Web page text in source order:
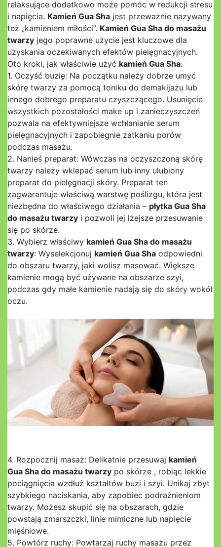
relaksujące dodatkowo może pomóc w redukcji stresu
i napięcia. Kamień Gua Sha jest przeważnie nazywany
też „kamieniem miłości”. Kamień Gua Sha do masażu
twarzy jego poprawne użycie jest kluczowe dla
uzyskania oczekiwanych efektów pielęgnacyjnych.
Oto kroki, jak właściwie użyć kamień Gua Sha:
1. Oczyść buzię: Na początku należy dobrze umyć
skórę twarzy za pomocą toniku do demakijażu lub
innego dobrego preparatu czyszczącego. Usunięcie
wszystkich pozostałości make up i zanieczyszczeń
pozwala na efektywniejsze wchłanianie serum
pielęgnacyjnych i zapobiegnie zatkaniu porów
podczas masażu.
2. Nanieś preparat: Wówczas na oczyszczoną skórę
twarzy należy wklepać serum lub inny ulubiony
preparat do pielęgnacji skóry. Preparat ten
zagwarantuje właściwą warstwę poślizgu, która jest
niezbędna do właściwego działania – płytka Gua Sha
do masażu twarzy i pozwoli jej lżejsze przesuwanie
się po skórze.
3. Wybierz właściwy kamień Gua Sha do masażu
twarzy: Wyselekcjonuj kamień Gua Sha odpowiedni
do obszaru twarzy, jaki wolisz masować. Większe
kamienie mogą być używane na obszarze szyi,
podczas gdy małe kamienie nadają się do skóry wokół
oczu.
4. Rozpocznij masaż: Delikatnie przesuwaj kamień
Gua Sha do masażu twarzy po skórze , robiąc lekkie
pociągnięcia wzdłuż kształtów buzi i szyi. Unikaj zbyt
szybkiego naciskania, aby zapobiec podrażnieniom
twarzy. Możesz skupić się na obszarach, gdzie
powstają zmarszczki, linie mimiczne lub napięcie
mięśniowe.
5. Powtórz ruchy: Powtarzaj ruchy masażu przez